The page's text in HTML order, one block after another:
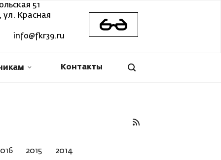
51
ул. Красная
info@fkr39.ru
Контакты
2015 2014